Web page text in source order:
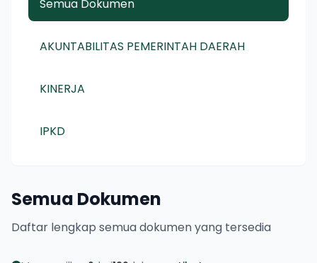
Semua Dokumen
AKUNTABILITAS PEMERINTAH DAERAH
KINERJA
IPKD
Semua Dokumen
Daftar lengkap semua dokumen yang tersedia